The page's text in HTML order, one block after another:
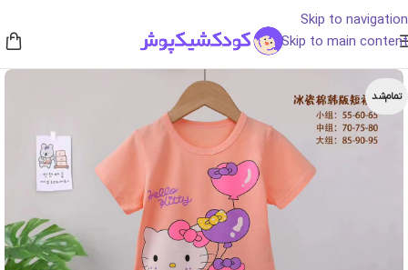
Skip to navigation
Skip to main content
تمام‌شد